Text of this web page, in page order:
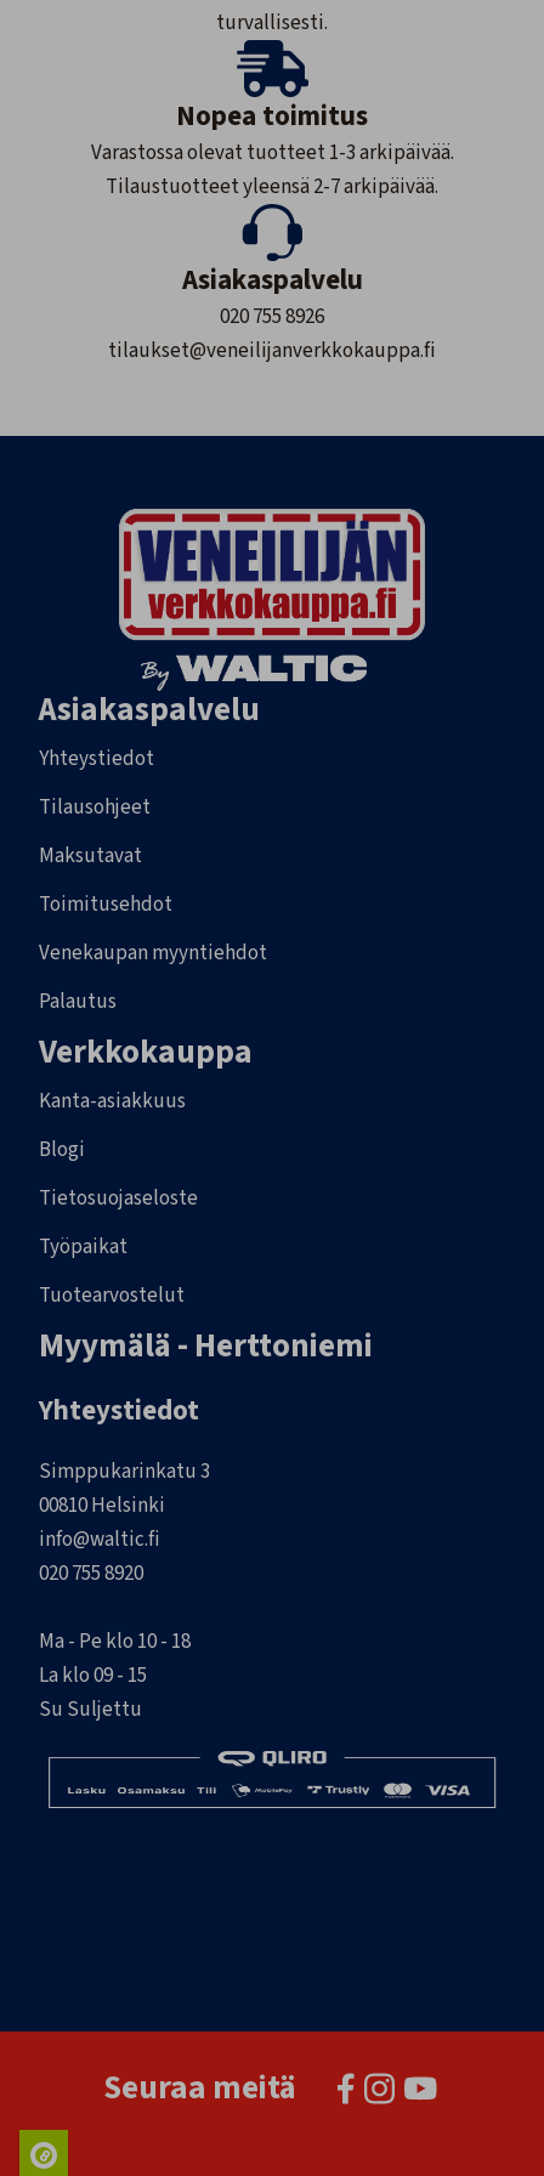
turvallisesti.
Nopea toimitus
Varastossa olevat tuotteet 1-3 arkipäivää.
Tilaustuotteet yleensä 2-7 arkipäivää.
Asiakaspalvelu
020 755 8926
tilaukset@veneilijanverkkokauppa.fi
Asiakaspalvelu
Yhteystiedot
Tilausohjeet
Maksutavat
Toimitusehdot
Venekaupan myyntiehdot
Palautus
Verkkokauppa
Kanta-asiakkuus
Blogi
Tietosuojaseloste
Työpaikat
Tuotearvostelut
Myymälä - Herttoniemi
Yhteystiedot
Simppukarinkatu 3
00810 Helsinki
info@waltic.fi
020 755 8920
Ma - Pe klo 10 - 18
La klo 09 - 15
Su Suljettu
Seuraa meitä